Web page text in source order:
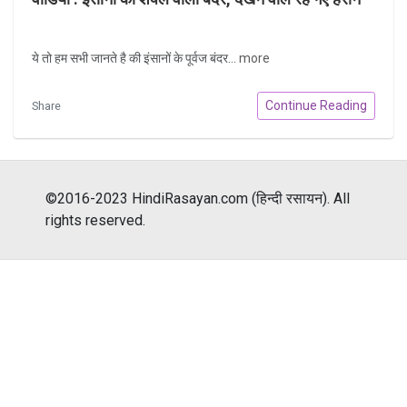
ये तो हम सभी जानते है की इंसानों के पूर्वज बंदर... more
Share Continue Reading
©2016-2023 HindiRasayan.com (हिन्दी रसायन). All
rights reserved.